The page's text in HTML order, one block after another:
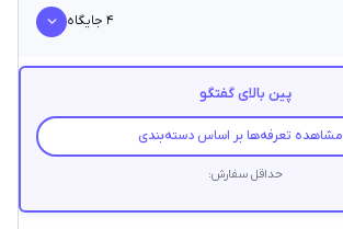
۴ جایگاه
پین بالای گفتگو
مشاهده تعرفه‌ها بر اساس دسته‌بندی
حداقل سفارش: